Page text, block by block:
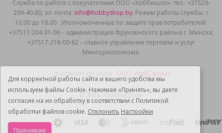
Для корректной работы сайта и вашего удобства мы
используем файлы Cookie. Нажимая «Принять», вы даёте
согласие на их обработку в соответствии с Политикой
обработки файлов cookie. Отклонить Настройки
Принимаю
Служба по работе с покупателями ООО «Хоббишоп»: тел.: +37529-
299-40-80, эл. почта: info@hobbyshop.by. Режим работы службы: с
10.00 до 18.00 . Уполномоченные по защите прав потребителей:
+37517-204-31-06 – администрация Фрунзенского района г. Минска;
+37517-218-00-82 – главное управление торговли и услуг
Мингорисполкома.
Продвижение сайта - ООО «ВебСфера»
© 2026, «ХоббиШоп»